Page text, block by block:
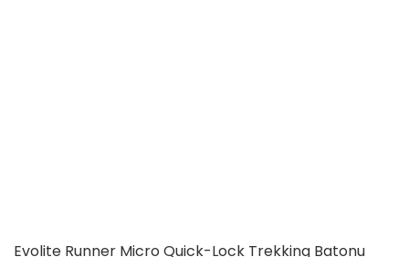
Evolite Runner Micro Quick-Lock Trekking Batonu